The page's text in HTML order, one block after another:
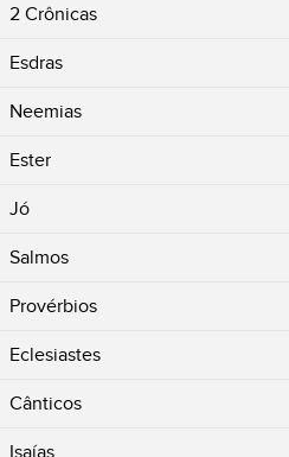
2 Crônicas
Esdras
Neemias
Ester
Jó
Salmos
Provérbios
Eclesiastes
Cânticos
Isaías